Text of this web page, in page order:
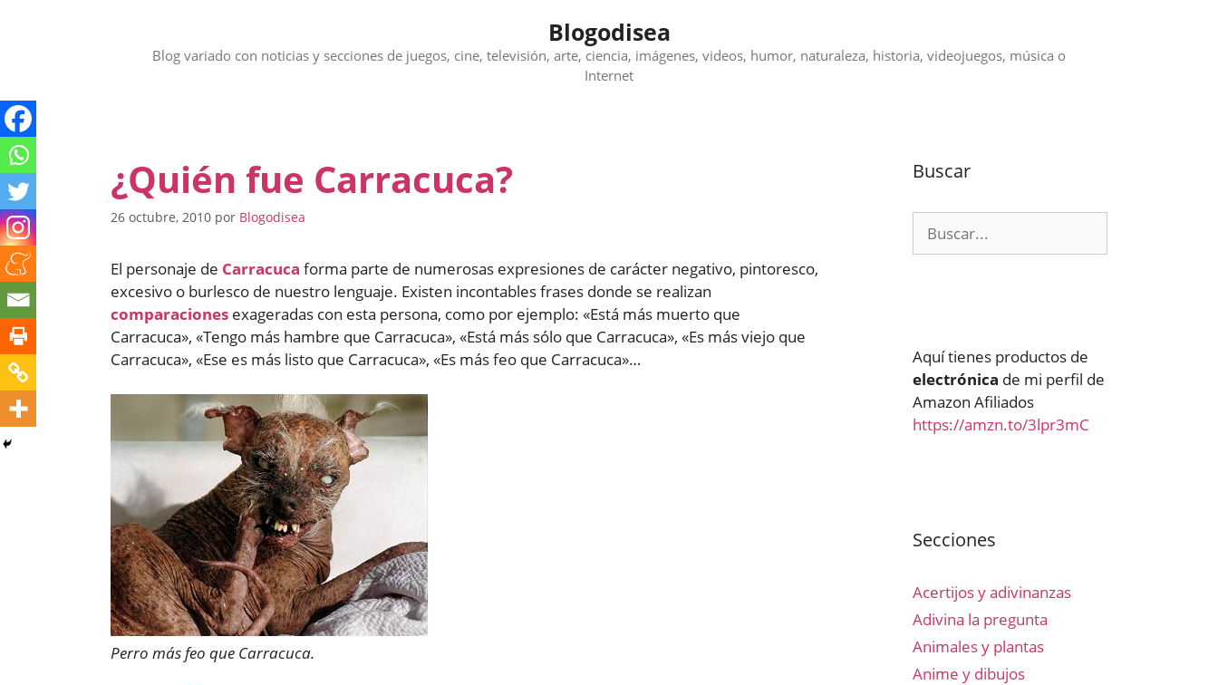
Blogodisea
Blog variado con noticias y secciones de juegos, cine, televisión, arte, ciencia, imágenes, videos, humor, naturaleza, historia, videojuegos, música o
Internet
¿Quién fue Carracuca?
26 octubre, 2010 por Blogodisea
El personaje de Carracuca forma parte de numerosas expresiones de carácter negativo, pintoresco,
excesivo o burlesco de nuestro lenguaje. Existen incontables frases donde se realizan
comparaciones exageradas con esta persona, como por ejemplo: «Está más muerto que
Carracuca», «Tengo más hambre que Carracuca», «Está más sólo que Carracuca», «Es más viejo que
Carracuca», «Ese es más listo que Carracuca», «Es más feo que Carracuca»…
Perro más feo que Carracuca.
Buscar
Aquí tienes productos de
electrónica de mi perfil de
Amazon Afiliados
https://amzn.to/3lpr3mC
Secciones
Acertijos y adivinanzas
Adivina la pregunta
Animales y plantas
Anime y dibujos